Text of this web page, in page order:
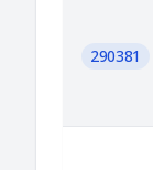
290381